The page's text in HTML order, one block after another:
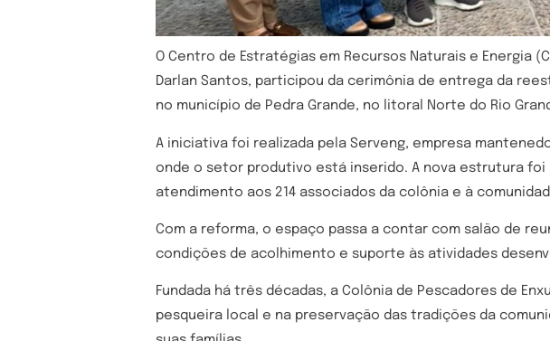
O Centro de Estratégias em Recursos Naturais e Energia
Darlan Santos, participou da cerimônia de entrega da
no município de Pedra Grande, no litoral Norte do Rio
A iniciativa foi realizada pela Serveng, empresa
onde o setor produtivo está inserido. A nova estrutura
atendimento aos 214 associados da colônia e à
Com a reforma, o espaço passa a contar com salão de
condições de acolhimento e suporte às atividades
Fundada há três décadas, a Colônia de Pescadores de
pesqueira local e na preservação das tradições da